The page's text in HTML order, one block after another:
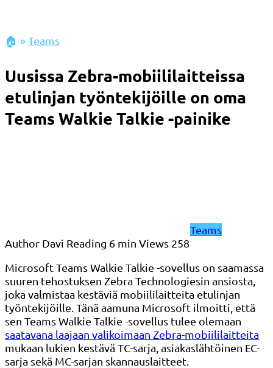
🏠 »Teams
Uusissa Zebra-mobiililaitteissa
etulinjan työntekijöille on oma
Teams Walkie Talkie -painike
Teams
Author Davi Reading 6 min Views 258
Microsoft Teams Walkie Talkie -sovellus on saamassa
suuren tehostuksen Zebra Technologiesin ansiosta,
joka valmistaa kestäviä mobiililaitteita etulinjan
työntekijöille. Tänä aamuna Microsoft ilmoitti, että
sen Teams Walkie Talkie -sovellus tulee olemaan
saatavana laajaan valikoimaan Zebra-mobiililaitteita
mukaan lukien kestävä TC-sarja, asiakaslähtöinen EC-
sarja sekä MC-sarjan skannauslaitteet.